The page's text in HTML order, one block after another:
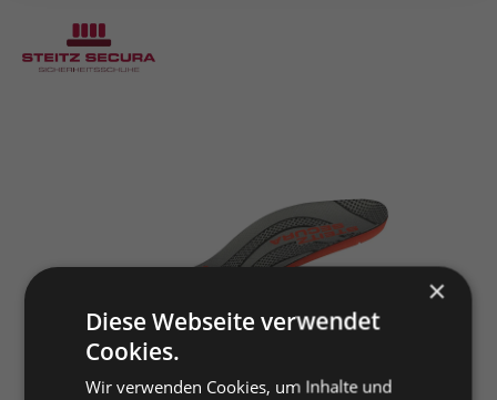
×
Diese Webseite verwendet
Cookies.
Wir verwenden Cookies, um Inhalte und